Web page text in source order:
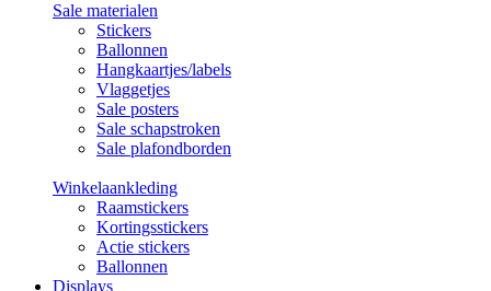
Sale materialen
Stickers
Ballonnen
Hangkaartjes/labels
Vlaggetjes
Sale posters
Sale schapstroken
Sale plafondborden
Winkelaankleding
Raamstickers
Kortingsstickers
Actie stickers
Ballonnen
Displays